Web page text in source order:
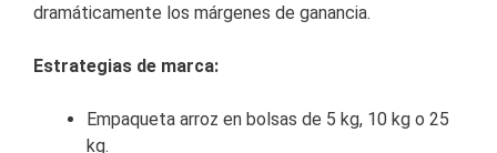
dramáticamente los márgenes de ganancia.
Estrategias de marca:
Empaqueta arroz en bolsas de 5 kg, 10 kg o 25
kg.